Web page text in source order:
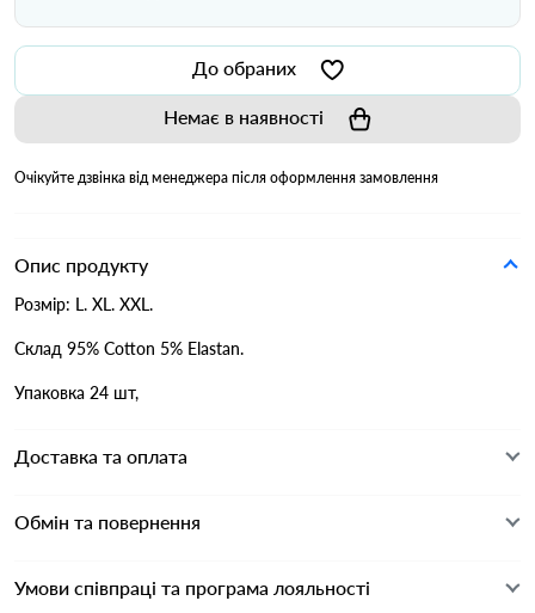
До обраних
Немає в наявності
Очікуйте дзвінка від менеджера після оформлення замовлення
Опис продукту
Розмір: L. XL. XXL.
Склад 95% Cotton 5% Elastan.
Упаковка 24 шт,
Доставка та оплата
Обмін та повернення
Умови співпраці та програма лояльності